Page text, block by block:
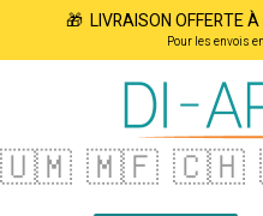
🎁 LIVRAISON OFFERTE
Pour les envois
🇺🇲 🇲🇫 🇨🇭